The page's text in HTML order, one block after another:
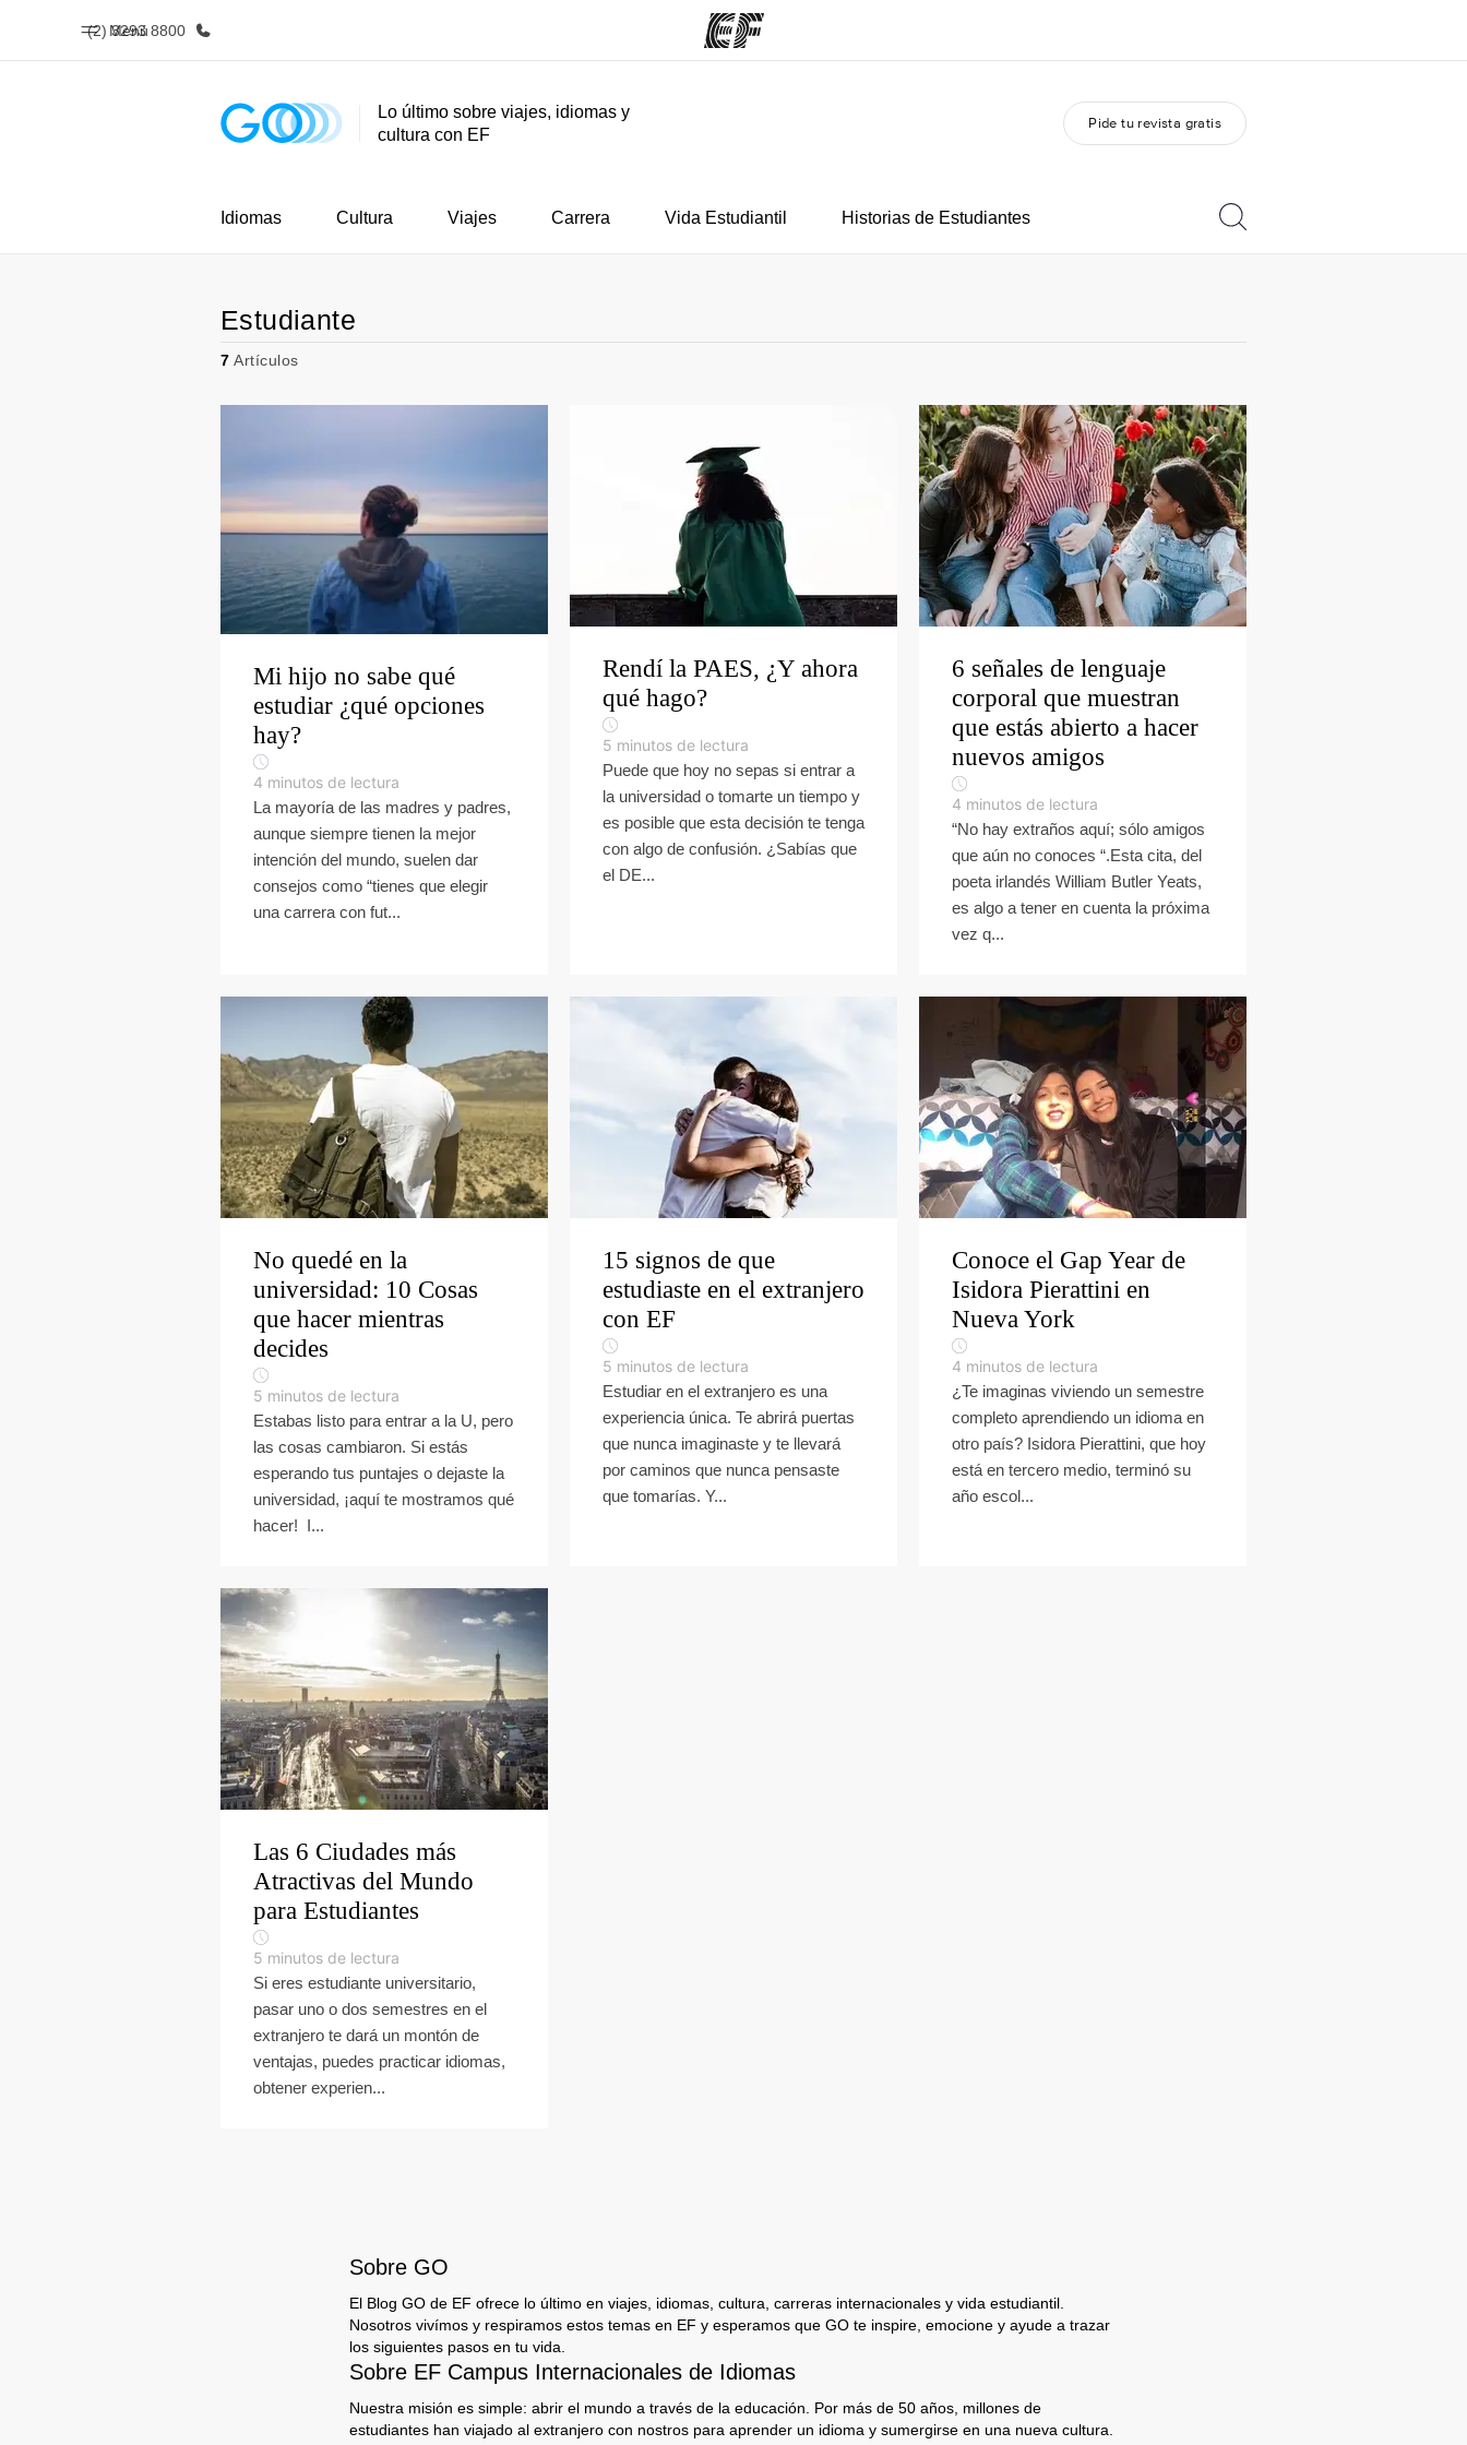
Menú
(2) 3293 8800
Inicio Programas Trabajos
Lo último sobre viajes, idiomas y
cultura con EF
Pide tu revista gratis
Idiomas Cultura Viajes Carrera Vida Estudiantil Historias de Estudiantes
Estudiante
7 Artículos
Mi hijo no sabe qué
estudiar ¿qué opciones
hay?
4 minutos de lectura
La mayoría de las madres y padres,
aunque siempre tienen la mejor
intención del mundo, suelen dar
consejos como “tienes que elegir
una carrera con fut...
Rendí la PAES, ¿Y ahora
qué hago?
5 minutos de lectura
Puede que hoy no sepas si entrar a
la universidad o tomarte un tiempo y
es posible que esta decisión te tenga
con algo de confusión. ¿Sabías que
el DE...
6 señales de lenguaje
corporal que muestran
que estás abierto a hacer
nuevos amigos
4 minutos de lectura
“No hay extraños aquí; sólo amigos
que aún no conoces “.Esta cita, del
poeta irlandés William Butler Yeats,
es algo a tener en cuenta la próxima
vez q...
No quedé en la
universidad: 10 Cosas
que hacer mientras
decides
5 minutos de lectura
Estabas listo para entrar a la U, pero
las cosas cambiaron. Si estás
esperando tus puntajes o dejaste la
universidad, ¡aquí te mostramos qué
hacer! I...
15 signos de que
estudiaste en el extranjero
con EF
5 minutos de lectura
Estudiar en el extranjero es una
experiencia única. Te abrirá puertas
que nunca imaginaste y te llevará
por caminos que nunca pensaste
que tomarías. Y...
Conoce el Gap Year de
Isidora Pierattini en
Nueva York
4 minutos de lectura
¿Te imaginas viviendo un semestre
completo aprendiendo un idioma en
otro país? Isidora Pierattini, que hoy
está en tercero medio, terminó su
año escol...
Las 6 Ciudades más
Atractivas del Mundo
para Estudiantes
5 minutos de lectura
Si eres estudiante universitario,
pasar uno o dos semestres en el
extranjero te dará un montón de
ventajas, puedes practicar idiomas,
obtener experien...
Sobre GO
El Blog GO de EF ofrece lo último en viajes, idiomas, cultura, carreras internacionales y vida estudiantil.
Nosotros vivímos y respiramos estos temas en EF y esperamos que GO te inspire, emocione y ayude a trazar
los siguientes pasos en tu vida.
Sobre EF Campus Internacionales de Idiomas
Nuestra misión es simple: abrir el mundo a través de la educación. Por más de 50 años, millones de
estudiantes han viajado al extranjero con nostros para aprender un idioma y sumergirse en una nueva cultura.